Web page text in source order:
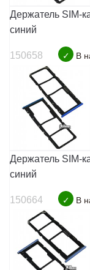
Держатель SIM-
синий
150658 ✓ В
Держатель SIM-
синий
150664 ✓ В